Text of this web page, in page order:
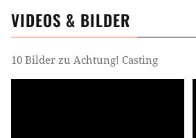
VIDEOS & BILDER
10 Bilder zu Achtung! Casting